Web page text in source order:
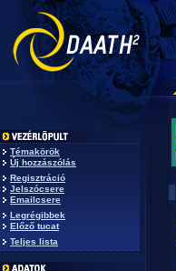
Témakörök
Új hozzászólás
Regisztráció
Jelszócsere
Emailcsere
Legrégibbek
Előző tucat
Teljes lista